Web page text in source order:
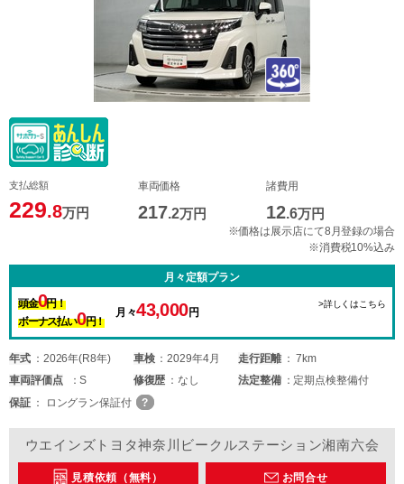
支払総額
229.8万円
車両価格
217.2万円
諸費用
12.6万円
※価格は展示店にて8月登録の場合
※消費税10%込み
月々定額プラン
頭金0円！
ボーナス払い0円！
月々43,000円
>詳しくはこちら
年式 2026年(R8年) 車検 2029年4月 走行距離
7km
車両評価点 S 修復歴 なし 法定整備
定期点検整備付
保証
ロングラン保証付
ウエインズトヨタ神奈川ビークルステーション湘南六会
見積依頼（無料） お問合せ